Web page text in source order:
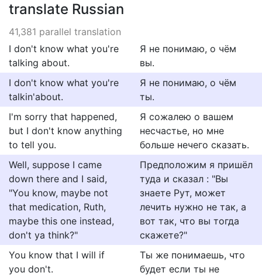
translate Russian
41,381 parallel translation
I don't know what you're
talking about.
Я не понимаю, о чём
вы.
I don't know what you're
talkin'about.
Я не понимаю, о чём
ты.
I'm sorry that happened,
but I don't know anything
to tell you.
Я сожалею о вашем
несчастье, но мне
больше нечего сказать.
Well, suppose I came
down there and I said,
"You know, maybe not
that medication, Ruth,
maybe this one instead,
don't ya think?"
Предположим я пришёл
туда и сказал : "Вы
знаете Рут, может
лечить нужно не так, а
вот так, что вы тогда
скажете?"
You know that I will if
you don't.
Ты же понимаешь, что
будет если ты не